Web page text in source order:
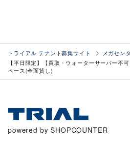
トライアル テナント募集サイト
メガセン
【平日限定】【買取・ウォーターサーバー不
ペース(全面貸し)
powered by SHOPCOUNTER